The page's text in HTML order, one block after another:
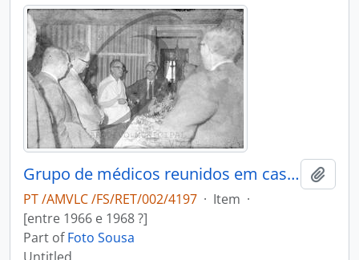
Grupo de médicos reunidos em casa do Dr. António Duarte Teixeira da Silva
PT /AMVLC /FS/RET/002/4197 · Item ·
[entre 1966 e 1968 ?]
Part ofFoto Sousa